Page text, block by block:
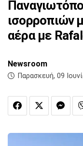
ισορροπιών
αέρα με
Newsroom
Παρασκευή, 09